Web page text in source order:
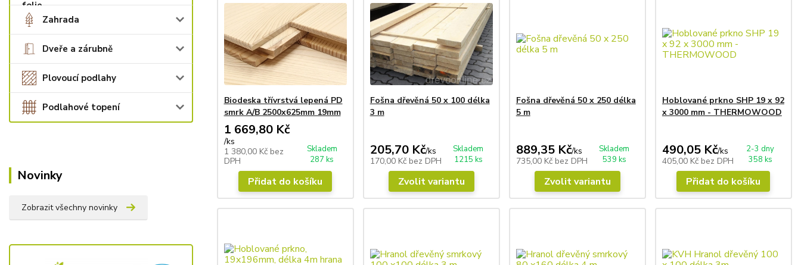
Zahrada
Dveře a zárubně
Plovoucí podlahy
Podlahové topení
Novinky
Zobrazit všechny novinky
Biodeska třívrstvá lepená PD
smrk A/B 2500x625mm 19mm
1 669,80 Kč
/ks
1 380,00 Kč bez
DPH
Skladem
287 ks
Přidat do košíku
Fošna dřevěná 50 x 100 délka
3 m
205,70 Kč/ks
170,00 Kč bez DPH
Skladem
1215 ks
Zvolit variantu
Fošna dřevěná 50 x 250 délka
5 m
889,35 Kč/ks
735,00 Kč bez DPH
Skladem
539 ks
Zvolit variantu
Hoblované prkno SHP 19 x 92
x 3000 mm - THERMOWOOD
490,05 Kč/ks
405,00 Kč bez DPH
2-3 dny
358 ks
Přidat do košíku